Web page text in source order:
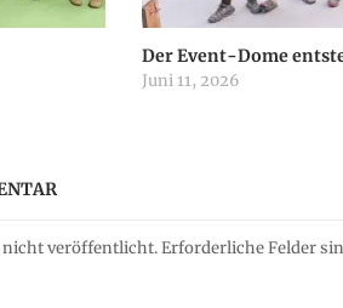
Der Event-Dome
Juni 11, 2026
veröffentlicht.Erforderliche Felder